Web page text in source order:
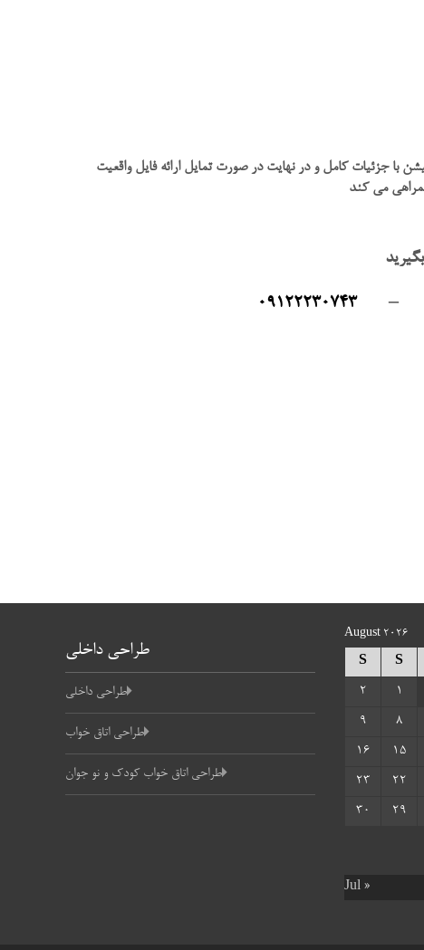
با جزئیات کامل و در نهایت در صورت تمایل ارائه فایل واقعیت
می کند
–
09122230743
طراحی داخلی
طراحی داخلی
طراحی اتاق خواب
طراحی اتاق خواب کودک و نو جوان
August 2026
S
S
1
2
8
9
15
16
22
23
29
30
« Jul